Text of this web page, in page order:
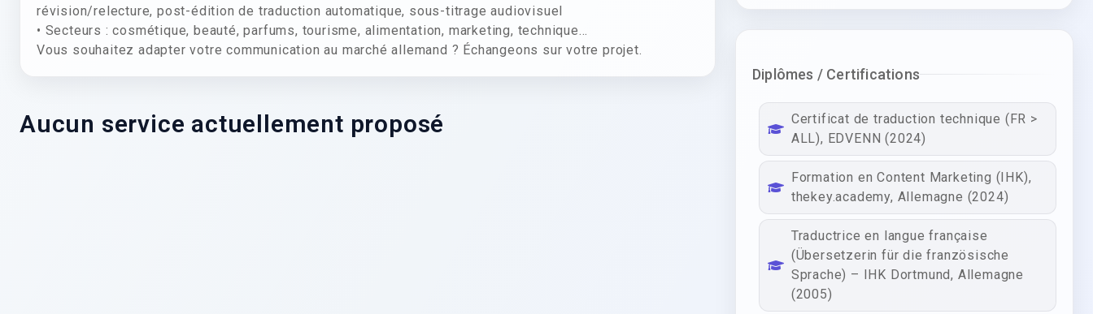
Diplômes / Certifications
Certificat de traduction technique (FR >
ALL), EDVENN (2024)
Formation en Content Marketing (IHK),
thekey.academy, Allemagne (2024)
Traductrice en langue française
(Übersetzerin für die französische
Sprache) – IHK Dortmund, Allemagne
(2005)
révision/relecture, post-édition de traduction automatique, sous-titrage audiovisuel
• Secteurs : cosmétique, beauté, parfums, tourisme, alimentation, marketing, technique…
Vous souhaitez adapter votre communication au marché allemand ? Échangeons sur votre projet.
Aucun service actuellement proposé